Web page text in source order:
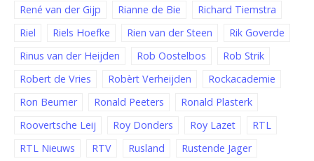
René van der Gijp
Rianne de Bie
Richard Tiemstra
Riel
Riels Hoefke Rien van der Steen
Rik Goverde
Rinus van der Heijden
Rob Oostelbos
Rob Strik
Robert de Vries
Robèrt Verheijden
Rockacademie
Ron Beumer
Ronald Peeters
Ronald Plasterk
Roovertsche Leij
Roy Donders Roy Lazet
RTL
RTL Nieuws
RTV Rusland
Rustende Jager